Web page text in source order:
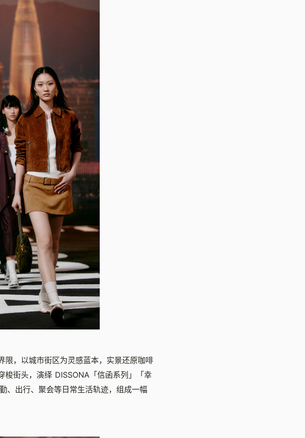
限，以城市街区为灵感蓝本，实景还原咖啡
街头，演绎 DISSONA「信函系列」「幸
、出行、聚会等日常生活轨迹，组成一幅